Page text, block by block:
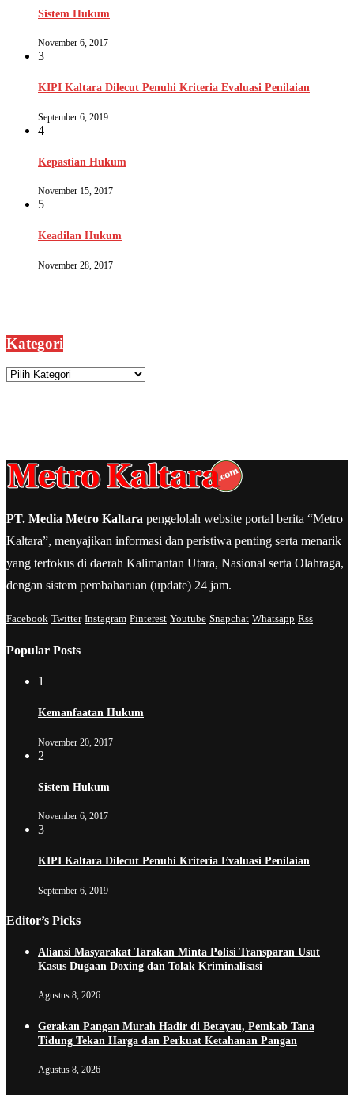
Sistem Hukum
November 6, 2017
3
KIPI Kaltara Dilecut Penuhi Kriteria Evaluasi Penilaian
September 6, 2019
4
Kepastian Hukum
November 15, 2017
5
Keadilan Hukum
November 28, 2017
Kategori
Kategori
PT. Media Metro Kaltara pengelolah website portal berita “Metro
Kaltara”, menyajikan informasi dan peristiwa penting serta menarik
yang terfokus di daerah Kalimantan Utara, Nasional serta Olahraga,
dengan sistem pembaharuan (update) 24 jam.
Facebook Twitter Instagram Pinterest Youtube Snapchat Whatsapp Rss
Popular Posts
1
Kemanfaatan Hukum
November 20, 2017
2
Sistem Hukum
November 6, 2017
3
KIPI Kaltara Dilecut Penuhi Kriteria Evaluasi Penilaian
September 6, 2019
Editor’s Picks
Aliansi Masyarakat Tarakan Minta Polisi Transparan Usut
Kasus Dugaan Doxing dan Tolak Kriminalisasi
Agustus 8, 2026
Gerakan Pangan Murah Hadir di Betayau, Pemkab Tana
Tidung Tekan Harga dan Perkuat Ketahanan Pangan
Agustus 8, 2026